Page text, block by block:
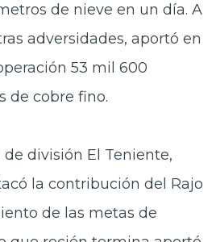
de nieve en un día. A
adversidades, aportó en
53 mil 600
de cobre fino.
división El Teniente,
la contribución del Rajo
de las metas de